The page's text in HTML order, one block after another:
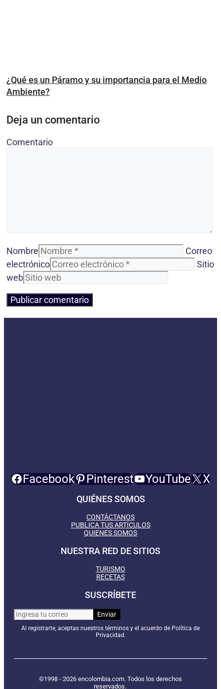
¿Qué es un Páramo y su importancia para el Medio
Ambiente?
Deja un comentario
Comentario
Nombre
Correo
electrónico
Sitio
web
Facebook Pinterest YouTube X
QUIÉNES SOMOS
CONTÁCTANOS
PUBLICA TUS ARTÍCULOS
QUIENES SOMOS
NUESTRA RED DE SITIOS
TURISMO
RECETAS
SUSCRÍBETE
Al registrarte, aceptas nuestros términos y el acuerdo de Política de
Privacidad.
©1998 - 2026 encolombia.com. Todos los derechos
reservados.